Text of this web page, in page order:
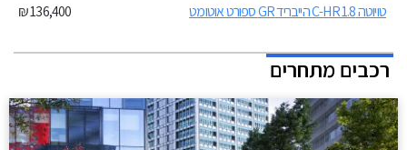
טויוטה C-HR 1.8 הייבריד GR ספורט אוטומט 136,400 ₪
רכבים מתחרים